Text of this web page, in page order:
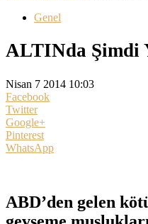
Genel
ALTINda Şimdi
Nisan 7 2014 10:03
Facebook
Twitter
Google+
Pinterest
WhatsApp
ABD’den gelen